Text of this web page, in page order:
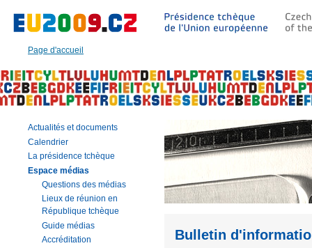
Page d'accueil
Texte
cette
page
|
Navigation
Recherche
Bulletin
Actualités et documents
Calendrier
La présidence tchèque
Espace médias
Questions des médias
Lieux de réunion en
République tchèque
Guide médias
Accréditation